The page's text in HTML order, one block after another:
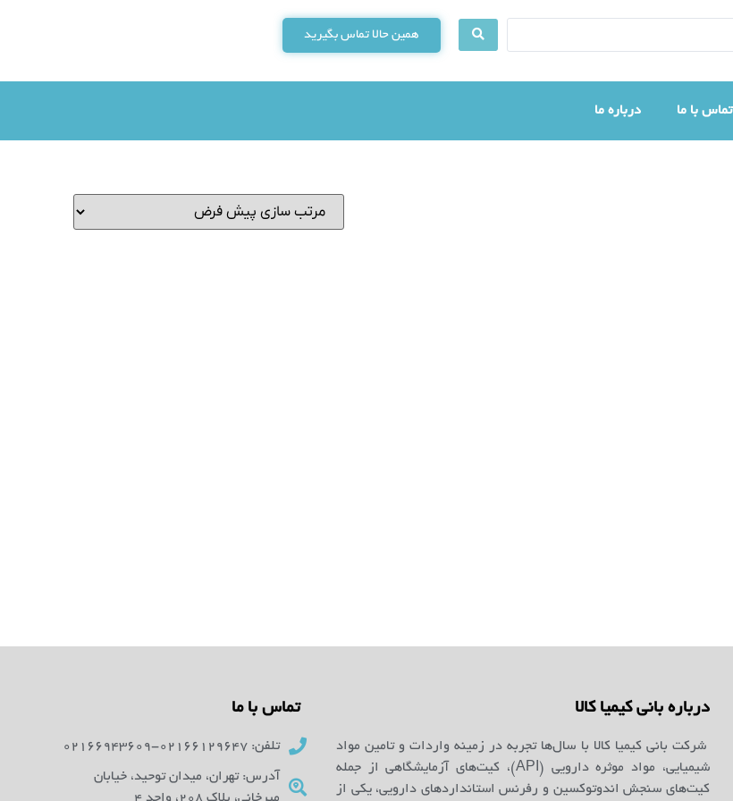
همین حالا تماس بگیرید
تماس با ما درباره ما
درباره بانی کیمیا کالا
شرکت بانی کیمیا کالا با سال‌ها تجربه در زمینه واردات و تامین مواد
شیمیایی، مواد موثره دارویی (API)، کیت‌های آزمایشگاهی از جمله
کیت‌های سنجش اندوتوکسین و رفرنس استانداردهای دارویی، یکی از
تماس با ما
تلفن: 02166129647-02166943609
آدرس: تهران، میدان توحید، خیابان